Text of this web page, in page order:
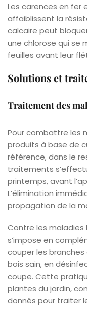
Les carences en fer
affaiblissent la
calcaire peut
une chlorose qui se
feuilles avant leur
Solutions et
Traitement des
Pour combattre les
produits à base de
référence, dans le
traitements
printemps, avant
L’élimination
propagation de la
Contre les maladies
s’impose en
couper les
bois sain, en
coupe. Cette
plantes du jardin,
donnés pour traiter